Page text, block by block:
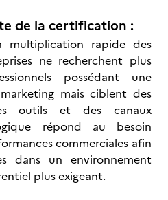
de la certification :
multiplication rapide des
ne recherchent plus
possédant une
mais ciblent des
outils et des canaux
répond au besoin
commerciales afin
dans un environnement
plus exigeant.